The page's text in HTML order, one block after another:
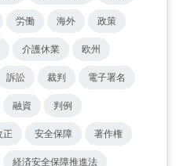
労働 海外 政策
介護休業 欧州
訴訟 裁判 電子署名
融資 判例
正 安全保障 著作権
経済安全保障推進法